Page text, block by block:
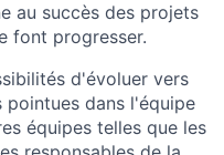
au succès des projets
font progresser.
d'évoluer vers
dans l'équipe
équipes telles que les